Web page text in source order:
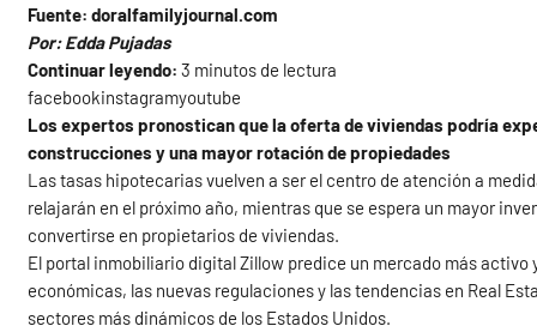
Fuente: doralfamilyjournal.com
Por: Edda Pujadas
Continuar leyendo: 3 minutos de lectura
facebookinstagramyoutube
Los expertos pronostican que la oferta de viviendas podría
construcciones y una mayor rotación de propiedades
Las tasas hipotecarias vuelven a ser el centro de atención a
relajarán en el próximo año, mientras que se espera un mayor
convertirse en propietarios de viviendas.
El portal inmobiliario digital Zillow predice un mercado más
económicas, las nuevas regulaciones y las tendencias en Real
sectores más dinámicos de los Estados Unidos.